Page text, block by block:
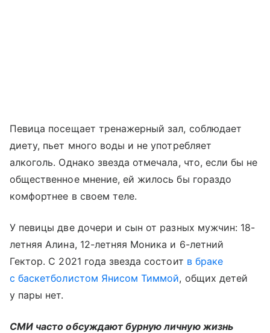
Певица посещает тренажерный зал, соблюдает
диету, пьет много воды и не употребляет
алкоголь. Однако звезда отмечала, что, если бы не
общественное мнение, ей жилось бы гораздо
комфортнее в своем теле.
У певицы две дочери и сын от разных мужчин: 18-
летняя Алина, 12-летняя Моника и 6-летний
Гектор. С 2021 года звезда состоит в браке
с баскетболистом Янисом Тиммой, общих детей
у пары нет.
СМИ часто обсуждают бурную личную жизнь